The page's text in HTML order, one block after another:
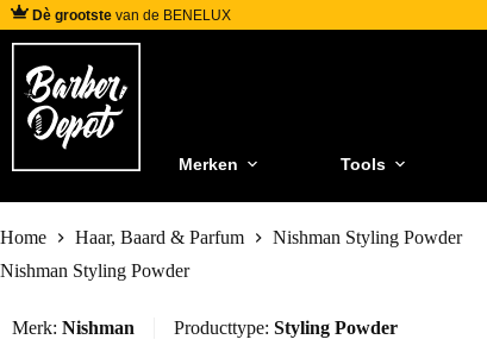
Dè grootste van de BENELUX
Merken Tools
Home Haar, Baard & Parfum
Nishman Styling Powder
Nishman Styling Powder
Merk: Nishman Producttype: Styling Powder